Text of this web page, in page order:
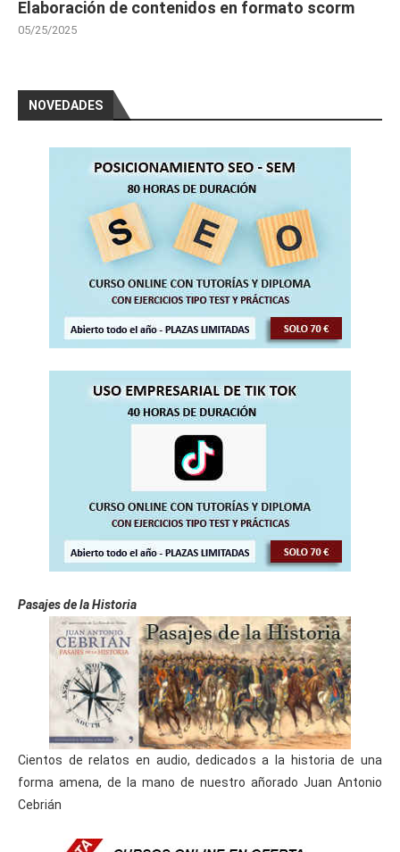
Elaboración de contenidos en formato scorm
05/25/2025
NOVEDADES
Pasajes de la Historia
Cientos de relatos en audio, dedicados a la historia de una
forma amena, de la mano de nuestro añorado Juan Antonio
Cebrián